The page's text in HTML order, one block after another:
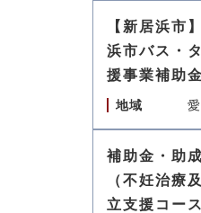
【新居浜市
浜市バス・
援事業補助
地域
補助金・助
（不妊治療
立支援コー